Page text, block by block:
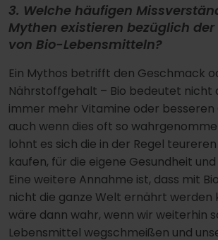
3. Welche häufigen
Mythen existieren bezüglich
von Bio-Lebensmitteln?
Ein Mythos betrifft den Geschmack
Nährstoffgehalt – Bio bedeutet nicht
immer mehr Vitamine oder besseren
auch wenn dies oft so
lohnt es sich die in der Regel
kaufen, für die eigene Gesundheit
Eine weitere Annahme ist, dass mit
nicht die ganze Welt ernährt werden
wäre dann wahr, wenn wir weiterhin
Lebensmittel wegschmeißen und